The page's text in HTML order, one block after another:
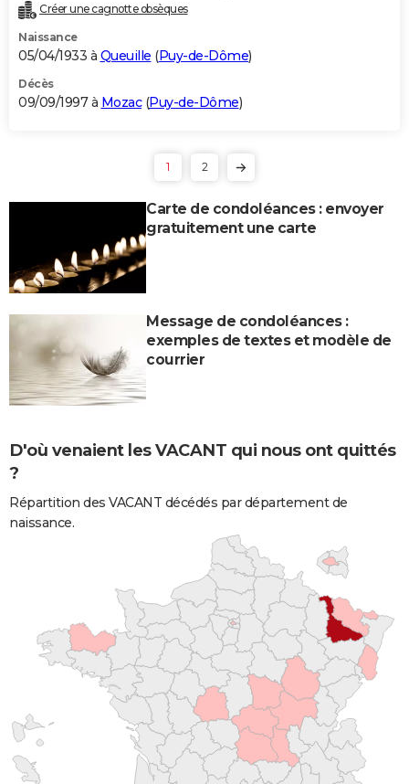
Créer une cagnotte obsèques
Naissance
05/04/1933 à Queuille (Puy-de-Dôme)
Décès
09/09/1997 à Mozac(Puy-de-Dôme)
1 2
Carte de condoléances : envoyer
gratuitement une carte
Message de condoléances :
exemples de textes et modèle de
courrier
D'où venaient les VACANT qui nous ont quittés
?
Répartition des VACANT décédés par département de
naissance.